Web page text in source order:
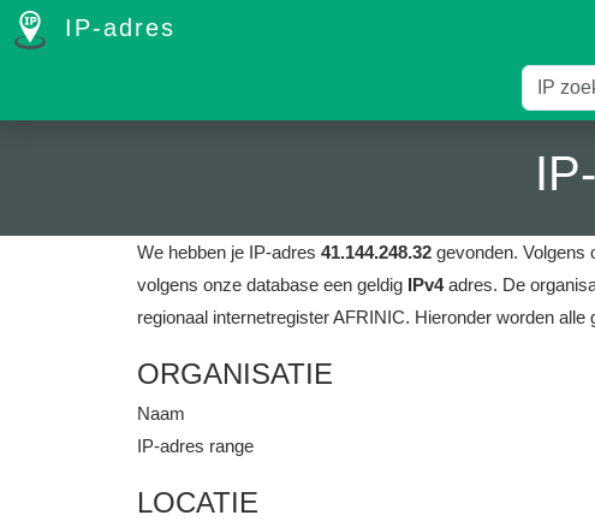
IP-adres
We hebben je IP-adres 41.144.248.32 gevonden. Volgens
volgens onze database een geldig IPv4adres. De
regionaal internetregister AFRINIC. Hieronder worden alle
ORGANISATIE
Naam
IP-adres range
LOCATIE